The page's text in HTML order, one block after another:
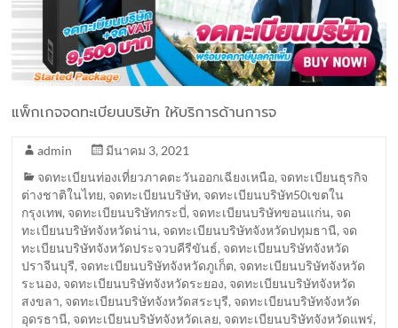
แพ็กเกจจดทะเบียนบริษัท ให้บริการด้านการจ
admin
มีนาคม 3, 2021
จดทะเบียนท่องเที่ยวภาคตะวันออกเฉียงเหนือ, จดทะเบียนธุรกิจ
ต่างชาติในไทย, จดทะเบียนบริษัท, จดทะเบียนบริษัท50เขตใน
กรุงเทพ, จดทะเบียนบริษัทกระบี่, จดทะเบียนบริษัทขอนแก่น, จด
ทะเบียนบริษัทจังหวัดน่าน, จดทะเบียนบริษัทจังหวัดปทุมธานี, จด
ทะเบียนบริษัทจังหวัดประจวบคีรีขันธ์, จดทะเบียนบริษัทจังหวัด
ปราจีนบุรี, จดทะเบียนบริษัทจังหวัดภูเก็ต, จดทะเบียนบริษัทจังหวัด
ระนอง, จดทะเบียนบริษัทจังหวัดระยอง, จดทะเบียนบริษัทจังหวัด
สงขลา, จดทะเบียนบริษัทจังหวัดสระบุรี, จดทะเบียนบริษัทจังหวัด
อุดรธานี, จดทะเบียนบริษัทจังหวัดเลย, จดทะเบียนบริษัทจังหวัดแพร่,